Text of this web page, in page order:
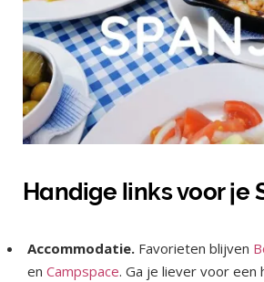
Handige links voor je
Accommodatie. Favorieten blijven
en Campspace. Ga je liever voor een